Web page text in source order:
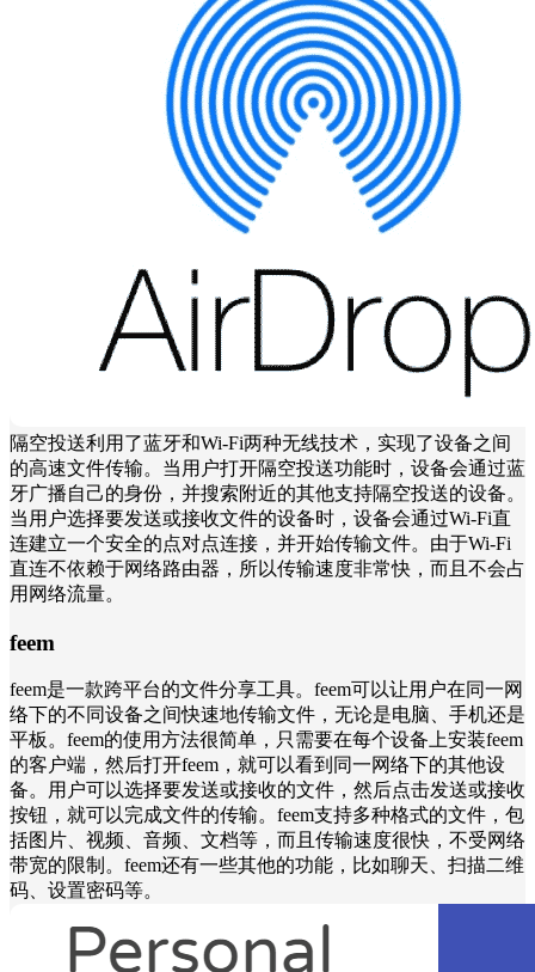
隔空投送利用了蓝牙和Wi-Fi两种无线技术，实现了设备之间
的高速文件传输。当用户打开隔空投送功能时，设备会通过蓝
牙广播自己的身份，并搜索附近的其他支持隔空投送的设备。
当用户选择要发送或接收文件的设备时，设备会通过Wi-Fi直
连建立一个安全的点对点连接，并开始传输文件。由于Wi-Fi
直连不依赖于网络路由器，所以传输速度非常快，而且不会占
用网络流量。
feem
feem是一款跨平台的文件分享工具。feem可以让用户在同一网
络下的不同设备之间快速地传输文件，无论是电脑、手机还是
平板。feem的使用方法很简单，只需要在每个设备上安装feem
的客户端，然后打开feem，就可以看到同一网络下的其他设
备。用户可以选择要发送或接收的文件，然后点击发送或接收
按钮，就可以完成文件的传输。feem支持多种格式的文件，包
括图片、视频、音频、文档等，而且传输速度很快，不受网络
带宽的限制。feem还有一些其他的功能，比如聊天、扫描二维
码、设置密码等。